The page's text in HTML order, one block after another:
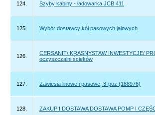
124. Szyby kabiny - ładowarka JCB 411
125. Wybór dostawcy kół pasowych jałowych
126.
CERSANIT/ KRASNYSTAW INWESTYCJE/
oczyszczalni ścieków
127. Zawiesia linowe i pasowe, 3-poz (188976)
128. ZAKUP I DOSTAWA DOSTAWA POMP I